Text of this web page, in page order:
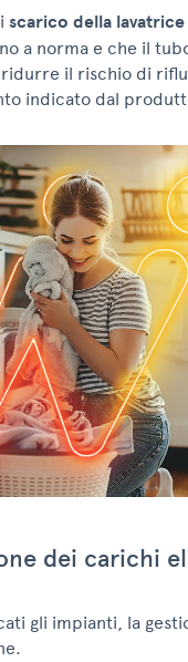
scarico della
a norma e che il
il rischio di
indicato dal
dei carichi
gli impianti, la